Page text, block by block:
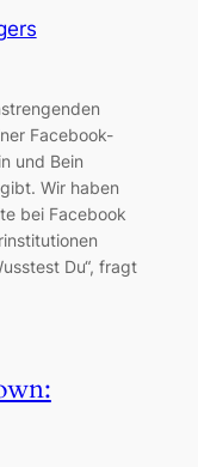
Facebook-
und Bein
Wir haben
bei Facebook
Du“, fragt